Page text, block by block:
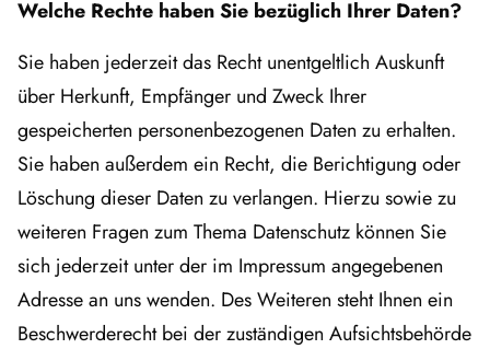
Welche Rechte haben Sie bezüglich Ihrer Daten?
Sie haben jederzeit das Recht unentgeltlich Auskunft
über Herkunft, Empfänger und Zweck Ihrer
gespeicherten personenbezogenen Daten zu erhalten.
Sie haben außerdem ein Recht, die Berichtigung oder
Löschung dieser Daten zu verlangen. Hierzu sowie zu
weiteren Fragen zum Thema Datenschutz können Sie
sich jederzeit unter der im Impressum angegebenen
Adresse an uns wenden. Des Weiteren steht Ihnen ein
Beschwerderecht bei der zuständigen Aufsichtsbehörde